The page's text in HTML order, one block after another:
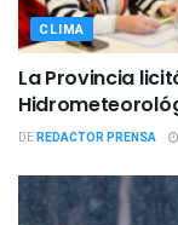
CLIMA
La Provincia
DEREDACTOR PRENSA